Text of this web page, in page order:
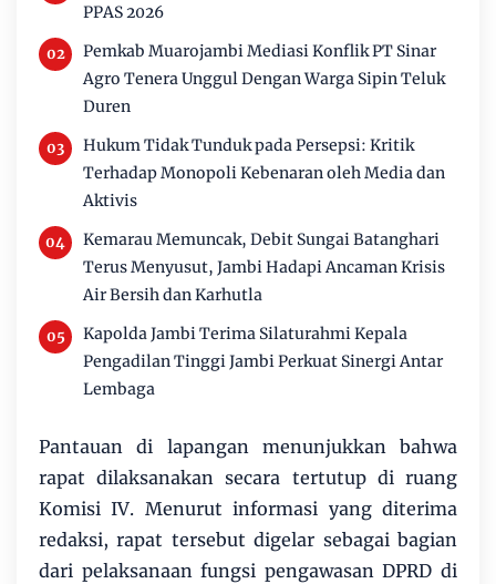
PPAS 2026
Pemkab Muarojambi Mediasi Konflik PT Sinar
Agro Tenera Unggul Dengan Warga Sipin Teluk
Duren
Hukum Tidak Tunduk pada Persepsi: Kritik
Terhadap Monopoli Kebenaran oleh Media dan
Aktivis
Kemarau Memuncak, Debit Sungai Batanghari
Terus Menyusut, Jambi Hadapi Ancaman Krisis
Air Bersih dan Karhutla
Kapolda Jambi Terima Silaturahmi Kepala
Pengadilan Tinggi Jambi Perkuat Sinergi Antar
Lembaga
Pantauan di lapangan menunjukkan bahwa
rapat dilaksanakan secara tertutup di ruang
Komisi IV. Menurut informasi yang diterima
redaksi, rapat tersebut digelar sebagai bagian
dari pelaksanaan fungsi pengawasan DPRD di